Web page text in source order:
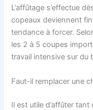
L’affûtage s’effectue
copeaux deviennent
tendance à forcer.
les 2 à 5 coupes
travail intensive sur du
Faut-il remplacer une
Il est utile d’affûter